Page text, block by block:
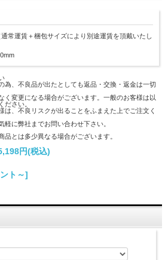
常運賃＋梱包サイズにより別途運賃を頂戴いたし
為、不良品が出たとしても返品・交換・返金は一切
く変更になる場合がございます。一般のお客様は以
ださい。
は、不良リスクが出ることをふまえた上でご注文く
に弊社までお問い合わせ下さい。
とは多少異なる場合がございます。
円(税込)
ト～]